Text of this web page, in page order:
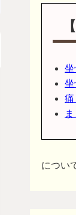
坐
坐
につい